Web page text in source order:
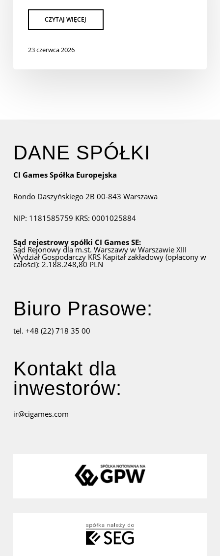
23 czerwca 2026
DANE SPÓŁKI
CI Games Spółka Europejska
Rondo Daszyńskiego 2B 00-843 Warszawa
NIP: 1181585759 KRS: 0001025884
Sąd rejestrowy spółki CI Games SE:
Sąd Rejonowy dla m.st. Warszawy w WarszawieXIII
Wydział Gospodarczy KRSKapitał zakładowy (opłacony w
całości): 2.188.248,80 PLN
Biuro Prasowe:
tel. +48 (22) 718 35 00
Kontakt dla
inwestorów:
ir@cigames.com